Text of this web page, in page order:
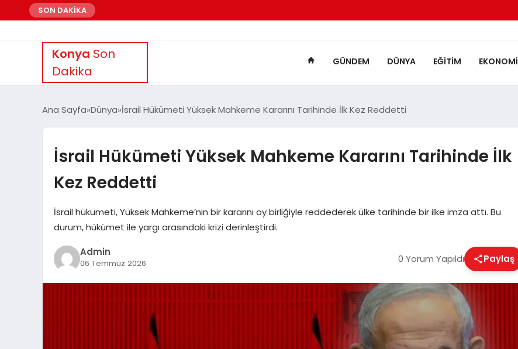
SON DAKİKA
Konya Son
Dakika
GÜNDEM DÜNYA EĞITIM EKONOMI
Ana Sayfa Dünya İsrail Hükümeti Yüksek Mahkeme Kararını Tarihinde İlk Kez Reddetti
İsrail Hükümeti Yüksek Mahkeme Kararını Tarihinde İlk
Kez Reddetti
İsrail hükümeti, Yüksek Mahkeme’nin bir kararını oy birliğiyle reddederek ülke tarihinde bir ilke imza attı. Bu
durum, hükümet ile yargı arasındaki krizi derinleştirdi.
Admin
06 Temmuz 2026 0 Yorum Yapıldı Paylaş